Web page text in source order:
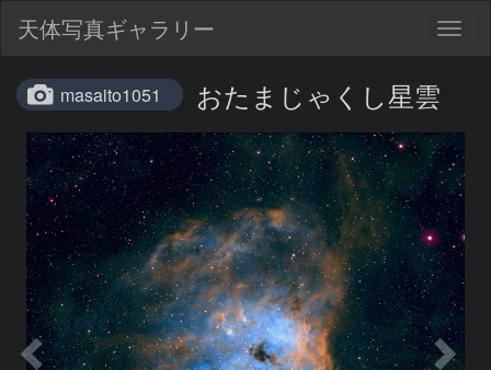
天体写真ギャラリー
masaito1051 おたまじゃくし星雲